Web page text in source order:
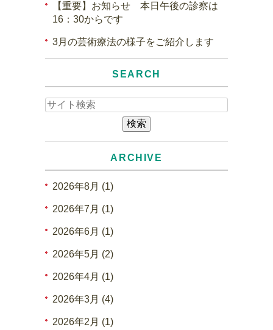
【重要】お知らせ 本日午後の診察は
16：30からです
3月の芸術療法の様子をご紹介します
SEARCH
ARCHIVE
2026年8月 (1)
2026年7月 (1)
2026年6月 (1)
2026年5月 (2)
2026年4月 (1)
2026年3月 (4)
2026年2月 (1)